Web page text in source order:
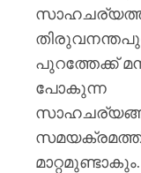
പുറത്തേക്ക്
പോകുന്ന